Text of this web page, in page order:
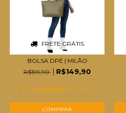
FRETE GRÁTIS
BOLSA DPÉ | MILÃO
R$199,90
R$149,90
3 x de R$49,97 sem juros
COMPRAR